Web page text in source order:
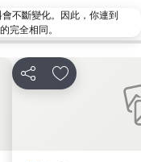
Station
不斷變化。因此，你連到
完全相同。
分享 放到收藏夾